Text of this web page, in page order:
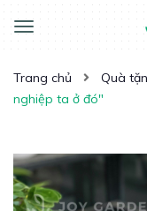
Toggle
navigation
Trang chủ Quà
nghiệp ta ở đó"